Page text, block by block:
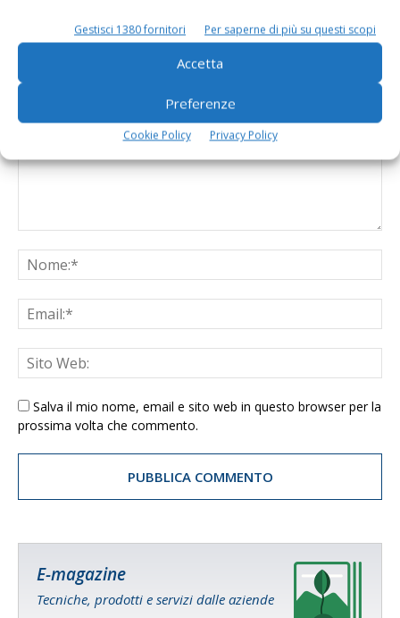
Gestisci 1380 fornitori Per saperne di più su questi scopi
Accetta
Preferenze
Cookie Policy Privacy Policy
Salva il mio nome, email e sito web in questo browser per la
prossima volta che commento.
E-magazine
Tecniche, prodotti e servizi dalle aziende